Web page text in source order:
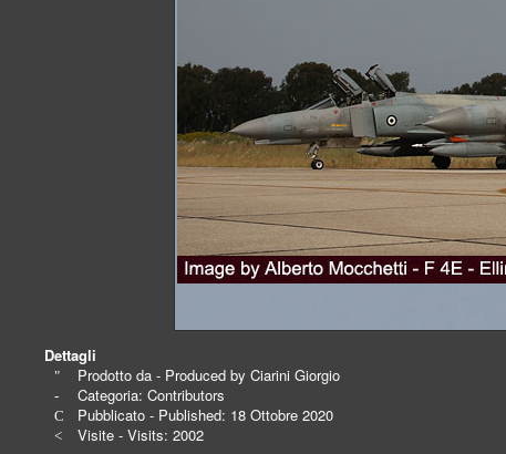
Dettagli
Prodotto da - Produced byCiarini Giorgio
Categoria:Contributors
Pubblicato - Published: 18 Ottobre 2020
Visite - Visits: 2002